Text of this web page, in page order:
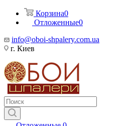
Корзина0
Отложенные0
info@oboi-shpalery.com.ua
г. Киев